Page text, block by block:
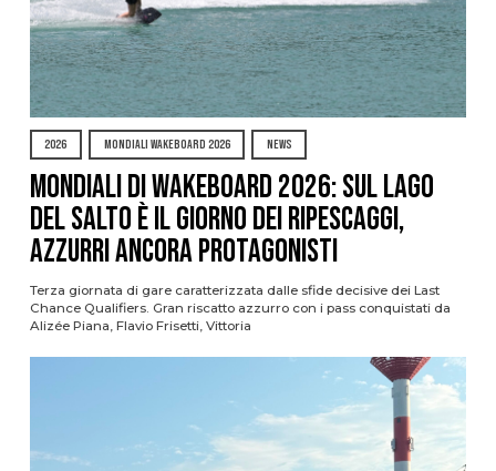
2026 MONDIALI WAKEBOARD 2026 NEWS
Mondiali di Wakeboard 2026: sul Lago
del Salto è il giorno dei ripescaggi,
azzurri ancora protagonisti
Terza giornata di gare caratterizzata dalle sfide decisive dei Last
Chance Qualifiers. Gran riscatto azzurro con i pass conquistati da
Alizée Piana, Flavio Frisetti, Vittoria